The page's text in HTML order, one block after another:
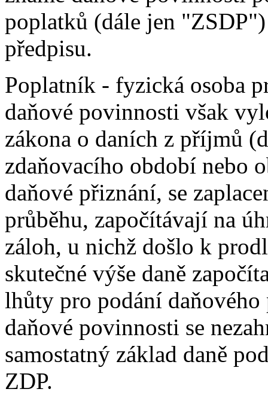
poplatků (dále jen
předpisu.
Poplatník - fyzická osoba
daňové povinnosti však
zákona o daních z příjmů
zdaňovacího období nebo
daňové přiznání, se
průběhu, započítávají na
záloh, u nichž došlo k
skutečné výše daně
lhůty pro podání
daňové povinnosti se
samostatný základ daně
ZDP.